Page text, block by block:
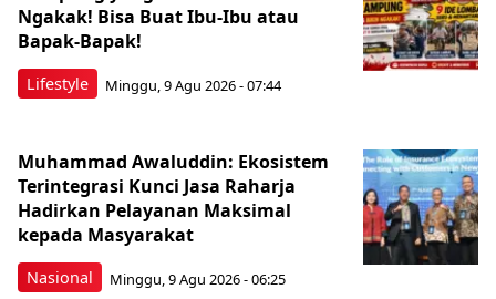
Lifestyle
Ngakak! Bisa Buat Ibu-Ibu atau
Bapak-Bapak!
Minggu, 9 Agu 2026 - 07:44
Nasional
Muhammad Awaluddin: Ekosistem
Terintegrasi Kunci Jasa Raharja
Hadirkan Pelayanan Maksimal
kepada Masyarakat
Minggu, 9 Agu 2026 - 06:25